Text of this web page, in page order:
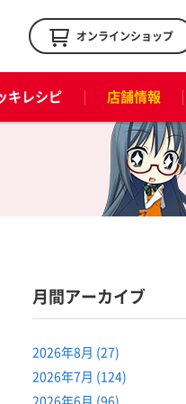
オンラインショップ
キレシピ 店舗情報
月間アーカイブ
2026年8月 (27)
2026年7月 (124)
2026年6月 (96)